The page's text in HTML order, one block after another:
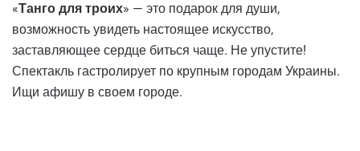
«Танго для троих» — это подарок для души,
возможность увидеть настоящее искусство,
заставляющее сердце биться чаще. Не упустите!
Спектакль гастролирует по крупным городам Украины.
Ищи афишу в своем городе.